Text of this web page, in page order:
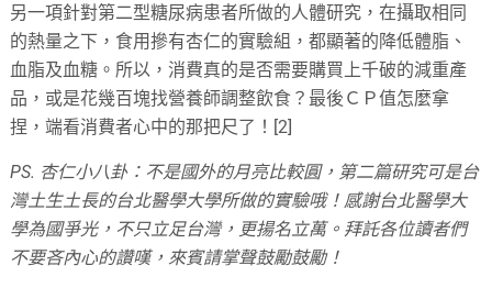
另一項針對第二型糖尿病患者所做的人體研究，在攝取相同
的熱量之下，食用摻有杏仁的實驗組，都顯著的降低體脂、
血脂及血糖。所以，消費真的是否需要購買上千破的減重產
品，或是花幾百塊找營養師調整飲食？最後ＣＰ值怎麼拿
捏，端看消費者心中的那把尺了！[2]
PS. 杏仁小八卦：不是國外的月亮比較圓，第二篇研究可是台
灣土生土長的台北醫學大學所做的實驗哦！感謝台北醫學大
學為國爭光，不只立足台灣，更揚名立萬。拜託各位讀者們
不要吝內心的讚嘆，來賓請掌聲鼓勵鼓勵！